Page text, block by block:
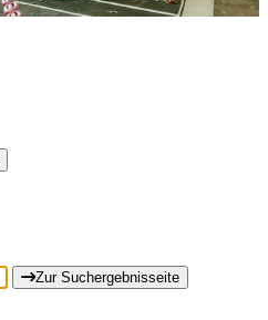
Zur Suchergebnisseite